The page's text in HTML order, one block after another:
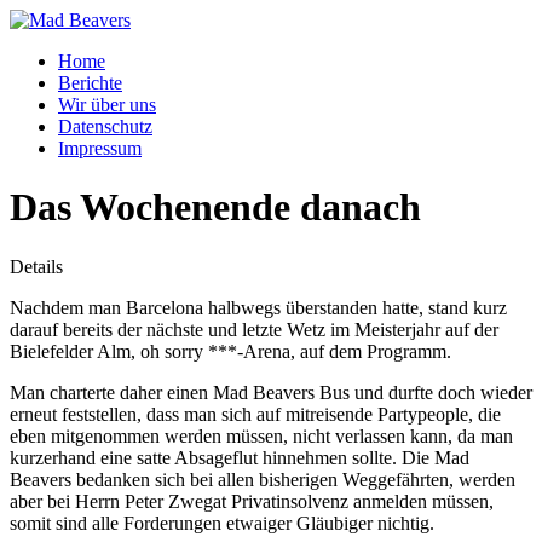
Home
Berichte
Wir über uns
Datenschutz
Impressum
Das Wochenende danach
Details
Nachdem man Barcelona halbwegs überstanden hatte, stand kurz
darauf bereits der nächste und letzte Wetz im Meisterjahr auf der
Bielefelder Alm, oh sorry ***-Arena, auf dem Programm.
Man charterte daher einen Mad Beavers Bus und durfte doch wieder
erneut feststellen, dass man sich auf mitreisende Partypeople, die
eben mitgenommen werden müssen, nicht verlassen kann, da man
kurzerhand eine satte Absageflut hinnehmen sollte. Die Mad
Beavers bedanken sich bei allen bisherigen Weggefährten, werden
aber bei Herrn Peter Zwegat Privatinsolvenz anmelden müssen,
somit sind alle Forderungen etwaiger Gläubiger nichtig.